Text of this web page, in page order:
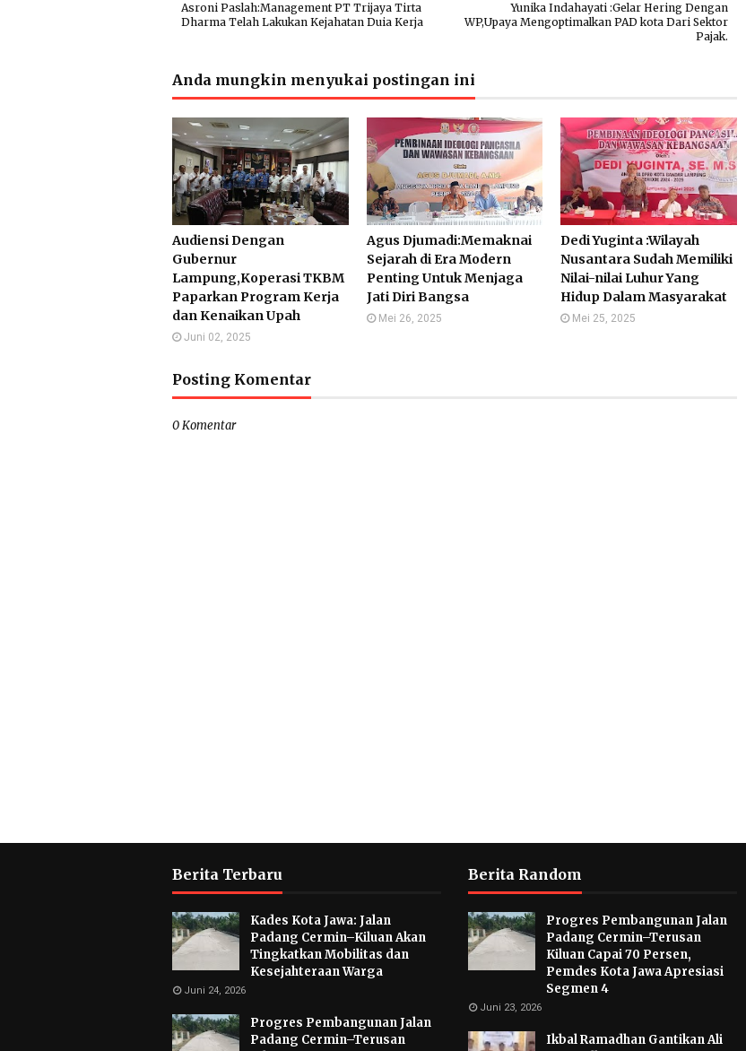
Yunika Indahayati :Gelar Hering Dengan
WP,Upaya Mengoptimalkan PAD kota Dari Sektor
Pajak.
Asroni Paslah:Management PT Trijaya Tirta
Dharma Telah Lakukan Kejahatan Duia Kerja
Anda mungkin menyukai postingan ini
Audiensi Dengan
Gubernur
Lampung,Koperasi TKBM
Paparkan Program Kerja
dan Kenaikan Upah
Juni 02, 2025
Agus Djumadi:Memaknai
Sejarah di Era Modern
Penting Untuk Menjaga
Jati Diri Bangsa
Mei 26, 2025
Dedi Yuginta :Wilayah
Nusantara Sudah Memiliki
Nilai-nilai Luhur Yang
Hidup Dalam Masyarakat
Mei 25, 2025
Posting Komentar
0 Komentar
Berita Terbaru
Kades Kota Jawa: Jalan
Padang Cermin–Kiluan Akan
Tingkatkan Mobilitas dan
Kesejahteraan Warga
Juni 24, 2026
Progres Pembangunan Jalan
Padang Cermin–Terusan
Berita Random
Progres Pembangunan Jalan
Padang Cermin–Terusan
Kiluan Capai 70 Persen,
Pemdes Kota Jawa Apresiasi
Segmen 4
Juni 23, 2026
Ikbal Ramadhan Gantikan Ali